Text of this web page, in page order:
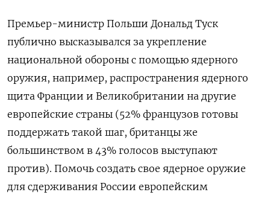
Премьер-министр Польши Дональд Туск
публично высказывался за укрепление
национальной обороны с помощью ядерного
оружия, например, распространения ядерного
щита Франции и Великобритании на другие
европейские страны (52% французов готовы
поддержать такой шаг, британцы же
большинством в 43% голосов выступают
против). Помочь создать свое ядерное оружие
для сдерживания России европейским